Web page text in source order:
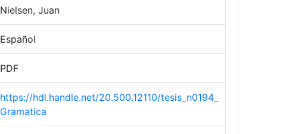
Nielsen, Juan
Español
PDF
https://hdl.handle.net/20.500.12110/tesis_n0194_
Gramatica